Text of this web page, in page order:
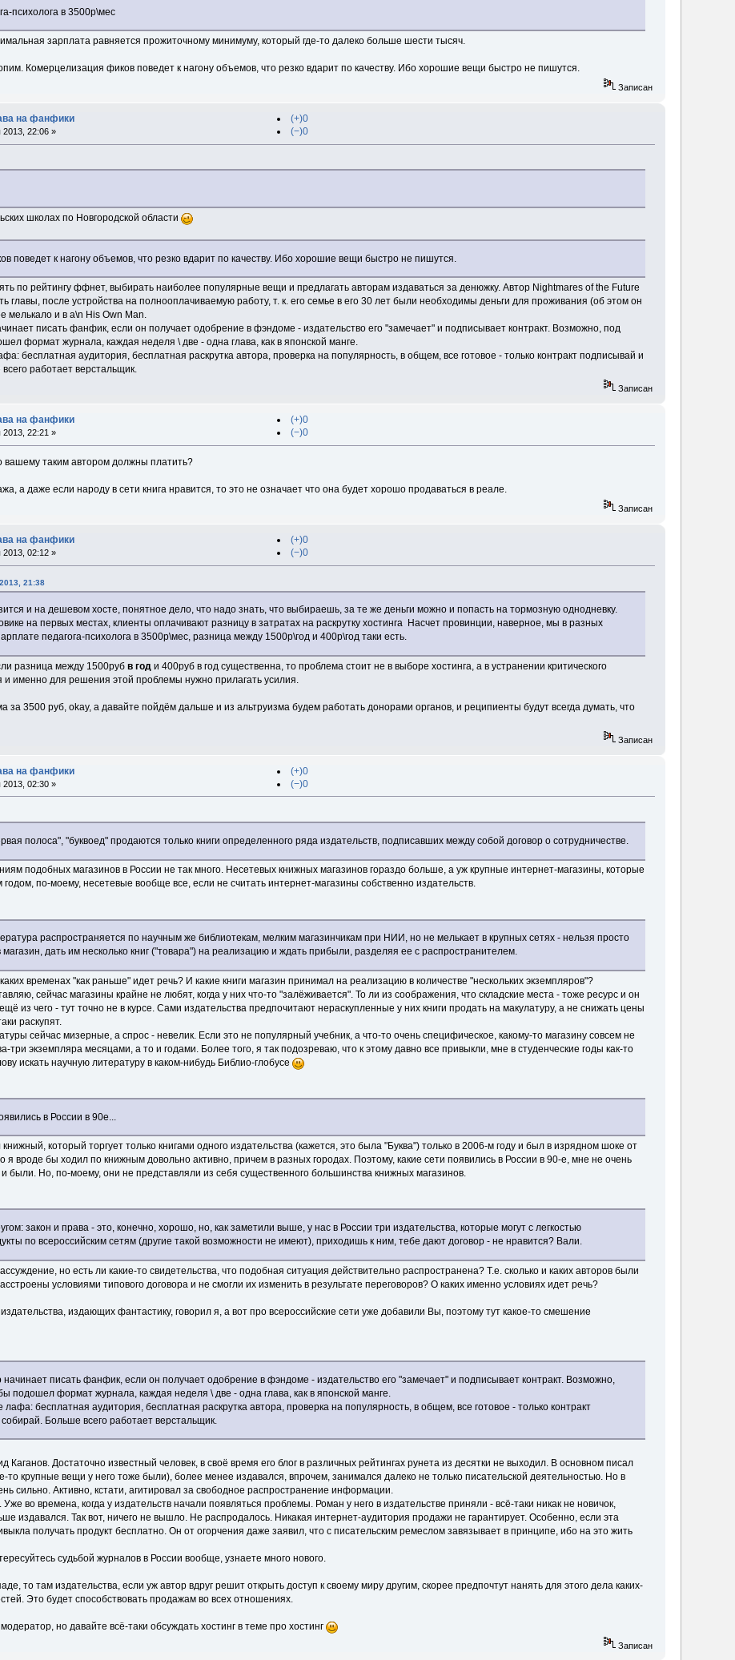
психолога в 3500р\мес
зарплата равняется прожиточному минимуму, который где-то далеко больше шести тысяч.
Комерцелизация фиков поведет к нагону объемов, что резко вдарит по качеству. Ибо хорошие вещи быстро не пишутся.
Записан
на фанфики
2013, 22:06 »
(+)0
(−)0
школах по Новгородской области
поведет к нагону объемов, что резко вдарит по качеству. Ибо хорошие вещи быстро не пишутся.
по рейтингу ффнет, выбирать наиболее популярные вещи и предлагать авторам издаваться за денюжку. Автор Nightmares of the Future
главы, после устройства на полнооплачиваемую работу, т. к. его семье в его 30 лет были необходимы деньги для проживания (об этом он
мелькало и в a\n His Own Man.
писать фанфик, если он получает одобрение в фэндоме - издательство его "замечает" и подписывает контракт. Возможно, под
формат журнала, каждая неделя \ две - одна глава, как в японской манге.
бесплатная аудитория, бесплатная раскрутка автора, проверка на популярность, в общем, все готовое - только контракт подписывай и
работает верстальщик.
Записан
на фанфики
2013, 22:21 »
(+)0
(−)0
вашему таким автором должны платить?
а даже если народу в сети книга нравится, то это не означает что она будет хорошо продаваться в реале.
Записан
на фанфики
02:12 »
(+)0
(−)0
21:38
и на дешевом хосте, понятное дело, что надо знать, что выбираешь, за те же деньги можно и попасть на тормозную однодневку.
на первых местах, клиенты оплачивают разницу в затратах на раскрутку хостинга Насчет провинции, наверное, мы в разных
педагога-психолога в 3500р\мес, разница между 1500р\год и 400р\год таки есть.
разница между 1500руб в год и 400руб в год существенна, то проблема стоит не в выборе хостинга, а в устранении критического
именно для решения этой проблемы нужно прилагать усилия.
за 3500 руб, okay, а давайте пойдём дальше и из альтруизма будем работать донорами органов, и реципиенты будут всегда думать, что
Записан
на фанфики
2013, 02:30 »
(+)0
(−)0
полоса", "буквоед" продаются только книги определенного ряда издательств, подписавших между собой договор о сотрудничестве.
подобных магазинов в России не так много. Несетевых книжных магазинов гораздо больше, а уж крупные интернет-магазины, которые
по-моему, несетевые вообще все, если не считать интернет-магазины собственно издательств.
распространяется по научным же библиотекам, мелким магазинчикам при НИИ, но не мелькает в крупных сетях - нельзя просто
магазин, дать им несколько книг ("товара") на реализацию и ждать прибыли, разделяя ее с распространителем.
временах "как раньше" идет речь? И какие книги магазин принимал на реализацию в количестве "нескольких экземпляров"?
сейчас магазины крайне не любят, когда у них что-то "залёживается". То ли из соображения, что складские места - тоже ресурс и он
из чего - тут точно не в курсе. Сами издательства предпочитают нераскупленные у них книги продать на макулатуру, а не снижать цены
раскупят.
сейчас мизерные, а спрос - невелик. Если это не популярный учебник, а что-то очень специфическое, какому-то магазину совсем не
три экземпляра месяцами, а то и годами. Более того, я так подозреваю, что к этому давно все привыкли, мне в студенческие годы как-то
искать научную литературу в каком-нибудь Библио-глобусе
в России в 90е...
который торгует только книгами одного издательства (кажется, это была "Буква") только в 2006-м году и был в изрядном шоке от
я вроде бы ходил по книжным довольно активно, причем в разных городах. Поэтому, какие сети появились в России в 90-е, мне не очень
были. Но, по-моему, они не представляли из себя существенного большинства книжных магазинов.
закон и права - это, конечно, хорошо, но, как заметили выше, у нас в России три издательства, которые могут с легкостью
по всероссийским сетям (другие такой возможности не имеют), приходишь к ним, тебе дают договор - не нравится? Вали.
но есть ли какие-то свидетельства, что подобная ситуация действительно распространена? Т.е. сколько и каких авторов были
условиями типового договора и не смогли их изменить в результате переговоров? О каких именно условиях идет речь?
издающих фантастику, говорил я, а вот про всероссийские сети уже добавили Вы, поэтому тут какое-то смешение
начинает писать фанфик, если он получает одобрение в фэндоме - издательство его "замечает" и подписывает контракт. Возможно,
подошел формат журнала, каждая неделя \ две - одна глава, как в японской манге.
бесплатная аудитория, бесплатная раскрутка автора, проверка на популярность, в общем, все готовое - только контракт
Больше всего работает верстальщик.
Каганов. Достаточно известный человек, в своё время его блог в различных рейтингах рунета из десятки не выходил. В основном писал
то крупные вещи у него тоже были), более менее издавался, впрочем, занимался далеко не только писательской деятельностью. Но в
сильно. Активно, кстати, агитировал за свободное распространение информации.
во времена, когда у издательств начали появляться проблемы. Роман у него в издательстве приняли - всё-таки никак не новичок,
издавался. Так вот, ничего не вышло. Не распродалось. Никакая интернет-аудитория продажи не гарантирует. Особенно, если эта
получать продукт бесплатно. Он от огорчения даже заявил, что с писательским ремеслом завязывает в принципе, ибо на это жить
судьбой журналов в России вообще, узнаете много нового.
то там издательства, если уж автор вдруг решит открыть доступ к своему миру другим, скорее предпочтут нанять для этого дела каких-
Это будет способствовать продажам во всех отношениях.
но давайте всё-таки обсуждать хостинг в теме про хостинг
Записан